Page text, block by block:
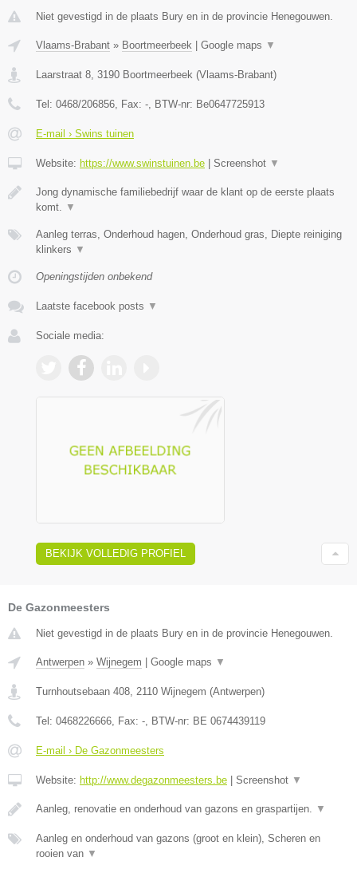
Niet gevestigd in de plaats Bury en in de provincie Henegouwen.
Vlaams-Brabant » Boortmeerbeek Google maps ▼
Laarstraat 8, 3190 Boortmeerbeek (Vlaams-Brabant)
Tel: 0468/206856, Fax: -, BTW-nr: Be0647725913
E-mail › Swins tuinen
Website: https://www.swinstuinen.be Screenshot ▼
Jong dynamische familiebedrijf waar de klant op de eerste plaats
komt. ▼
Aanleg terras, Onderhoud hagen, Onderhoud gras, Diepte reiniging
klinkers ▼
Openingstijden onbekend
Laatste facebook posts ▼
Sociale media:
BEKIJK VOLLEDIG PROFIEL
De Gazonmeesters
Niet gevestigd in de plaats Bury en in de provincie Henegouwen.
Antwerpen » Wijnegem Google maps ▼
Turnhoutsebaan 408 2110 Wijnegem (Antwerpen)
Tel: 0468226666 , Fax: - , BTW-nr: BE 0674439119
E-mail › De Gazonmeesters
Website: http://www.degazonmeesters.be Screenshot ▼
Aanleg, renovatie en onderhoud van gazons en graspartijen. ▼
Aanleg en onderhoud van gazons (groot en klein), Scheren en
rooien van ▼